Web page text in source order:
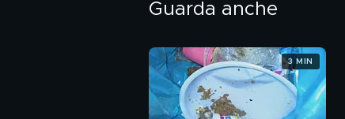
Guarda anche
3 MIN